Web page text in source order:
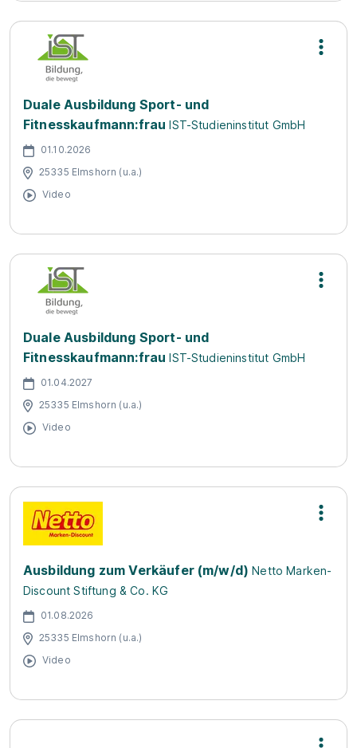
Duale Ausbildung Sport- und
Fitnesskaufmann:frau IST-Studieninstitut GmbH
01.10.2026
25335 Elmshorn (u.a.)
Video
Duale Ausbildung Sport- und
Fitnesskaufmann:frau IST-Studieninstitut GmbH
01.04.2027
25335 Elmshorn (u.a.)
Video
Ausbildung zum Verkäufer (m/w/d) Netto Marken-
Discount Stiftung & Co. KG
01.08.2026
25335 Elmshorn (u.a.)
Video